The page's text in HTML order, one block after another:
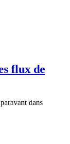
flux de
dans